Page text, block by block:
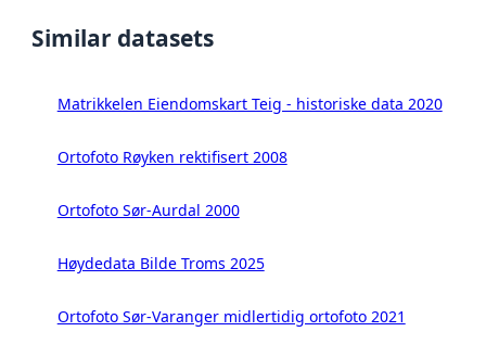
Similar datasets
Matrikkelen Eiendomskart Teig - historiske data 2020
Ortofoto Røyken rektifisert 2008
Ortofoto Sør-Aurdal 2000
Høydedata Bilde Troms 2025
Ortofoto Sør-Varanger midlertidig ortofoto 2021